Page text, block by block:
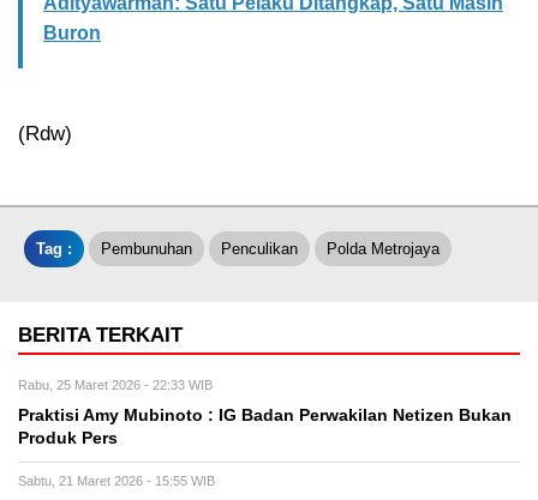
Buron
(Rdw)
Tag : Pembunuhan Penculikan Polda Metrojaya
BERITA TERKAIT
Rabu, 25 Maret 2026 - 22:33 WIB
Praktisi Amy Mubinoto : IG Badan Perwakilan Netizen Bukan
Produk Pers
Sabtu, 21 Maret 2026 - 15:55 WIB